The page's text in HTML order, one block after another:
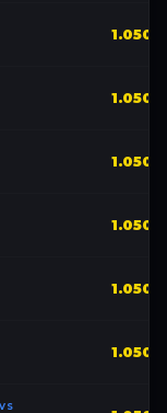
1.050
1.050
1.050
1.050
1.050
1.050